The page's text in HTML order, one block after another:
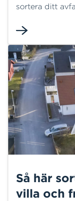
sortera ditt
material
Så här
villa och